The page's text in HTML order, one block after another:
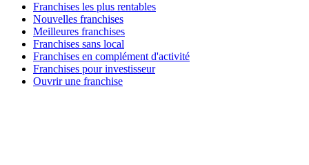
Franchises les plus rentables
Nouvelles franchises
Meilleures franchises
Franchises sans local
Franchises en complément d'activité
Franchises pour investisseur
Ouvrir une franchise